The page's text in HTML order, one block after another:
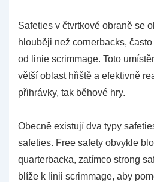
Safeties v čtvrtkové obraně se
hlouběji než cornerbacks,
od linie scrimmage. Toto
větší oblast hřiště a efektivně
přihrávky, tak běhové hry.
Obecně existují dva typy
safeties. Free safety obvykle
quarterbacka, zatímco strong
blíže k linii scrimmage, aby